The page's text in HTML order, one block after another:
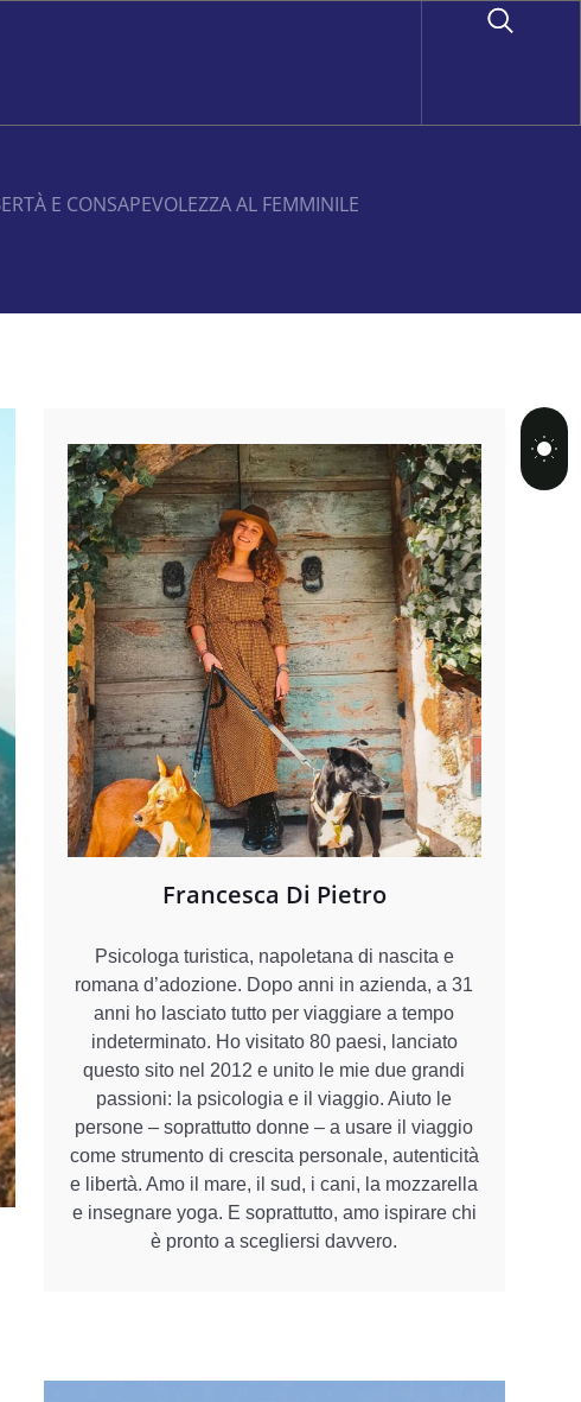
E CONSAPEVOLEZZA AL FEMMINILE
Francesca Di Pietro
Psicologa turistica, napoletana di nascita e
romana d’adozione. Dopo anni in azienda, a 31
anni ho lasciato tutto per viaggiare a tempo
indeterminato. Ho visitato 80 paesi, lanciato
questo sito nel 2012 e unito le mie due grandi
passioni: la psicologia e il viaggio. Aiuto le
persone – soprattutto donne – a usare il viaggio
come strumento di crescita personale, autenticità
e libertà. Amo il mare, il sud, i cani, la mozzarella
e insegnare yoga. E soprattutto, amo ispirare chi
è pronto a scegliersi davvero.